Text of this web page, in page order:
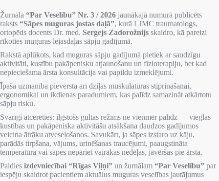
Žurnāla “Par Veselību” Nr. 3 / 2026 jaunākajā numurā publicēts
raksts “Sāpes muguras jostas daļā”, kurā LJMC traumatologs,
ortopēds docents Dr. med. Sergejs Zadorožnijs skaidro, kā pareizi
rīkoties muguras lejasdaļas sāpju gadījumā.
Rakstā aplūkots, kad muguras sāpju gadījumā pietiek ar saudzīgu
aktivitāti, kustību pakāpenisku atjaunošanu un fizioterapiju, bet kad
nepieciešama ārsta konsultācija vai papildu izmeklējumi.
Īpaša uzmanība pievērsta arī dziļās muskulatūras stiprināšanai,
ergonomikai un ikdienas paradumiem, kas palīdz samazināt atkārtotu
sāpju risku.
Svarīgi atcerēties: ilgstošs gultas režīms ne vienmēr palīdz — vieglas
kustības un pakāpeniska aktivitāšu atsākšana daudzos gadījumos
veicina ātrāku atveseļošanos. Savukārt, ja sāpes izstaro uz kāju,
parādās tirpšana, vājums, urinēšanas traucējumi, paaugstināta
temperatūra vai sāpes nepāriet vairākas nedēļas, jāvēršas pie ārsta.
Paldies izdevniecībai “Rīgas Viļņi” un žurnālam “Par Veselību” par
iespēju skaidrot pacientiem aktuālus muguras veselības jautājumus